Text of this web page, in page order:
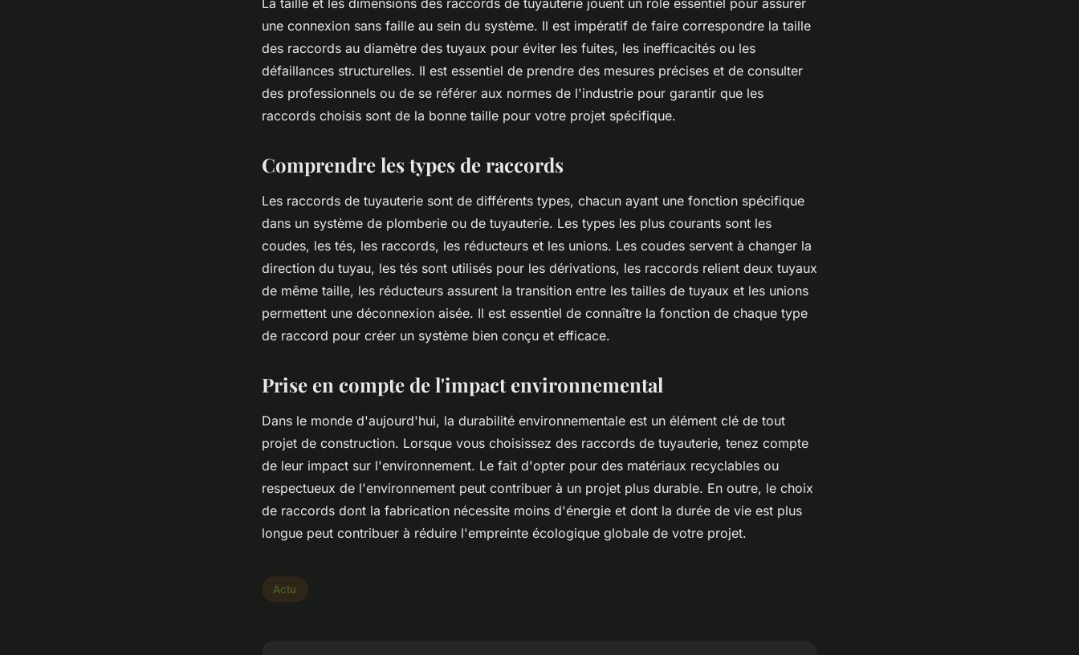
La taille et les dimensions des raccords de tuyauterie jouent un rôle essentiel pour assurer
une connexion sans faille au sein du système. Il est impératif de faire correspondre la taille
des raccords au diamètre des tuyaux pour éviter les fuites, les inefficacités ou les
défaillances structurelles. Il est essentiel de prendre des mesures précises et de consulter
des professionnels ou de se référer aux normes de l'industrie pour garantir que les
raccords choisis sont de la bonne taille pour votre projet spécifique.
Comprendre les types de raccords
Les raccords de tuyauterie sont de différents types, chacun ayant une fonction spécifique
dans un système de plomberie ou de tuyauterie. Les types les plus courants sont les
coudes, les tés, les raccords, les réducteurs et les unions. Les coudes servent à changer la
direction du tuyau, les tés sont utilisés pour les dérivations, les raccords relient deux tuyaux
de même taille, les réducteurs assurent la transition entre les tailles de tuyaux et les unions
permettent une déconnexion aisée. Il est essentiel de connaître la fonction de chaque type
de raccord pour créer un système bien conçu et efficace.
Prise en compte de l'impact environnemental
Dans le monde d'aujourd'hui, la durabilité environnementale est un élément clé de tout
projet de construction. Lorsque vous choisissez des raccords de tuyauterie, tenez compte
de leur impact sur l'environnement. Le fait d'opter pour des matériaux recyclables ou
respectueux de l'environnement peut contribuer à un projet plus durable. En outre, le choix
de raccords dont la fabrication nécessite moins d'énergie et dont la durée de vie est plus
longue peut contribuer à réduire l'empreinte écologique globale de votre projet.
Actu